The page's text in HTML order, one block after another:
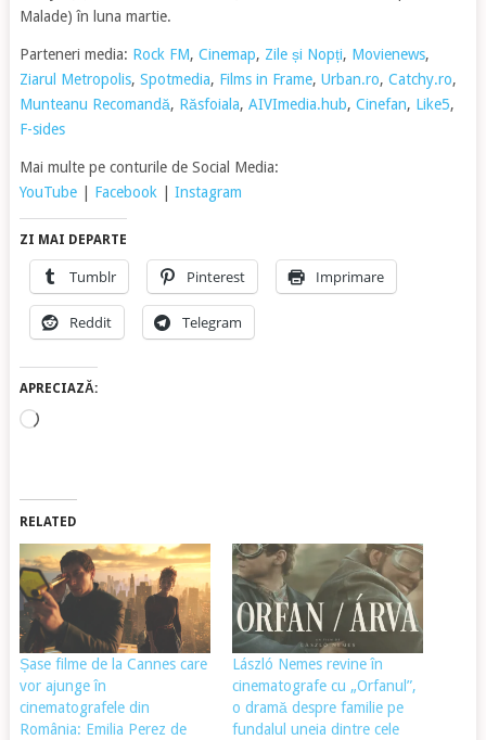
Malade) în luna martie.
Parteneri media: Rock FM, Cinemap, Zile și Nopți, Movienews,
Ziarul Metropolis, Spotmedia, Films in Frame, Urban.ro, Catchy.ro,
Munteanu Recomandă, Răsfoiala, AIVImedia.hub, Cinefan, Like5,
F-sides
Mai multe pe conturile de Social Media:
YouTube| Facebook Instagram
ZI MAI DEPARTE
Tumblr Pinterest Imprimare
Reddit Telegram
APRECIAZĂ:
Încarc...
RELATED
Șase filme de la Cannes care
vor ajunge în
cinematografele din
România: Emilia Perez de
László Nemes revine în
cinematografe cu „Orfanul”,
o dramă despre familie pe
fundalul uneia dintre cele